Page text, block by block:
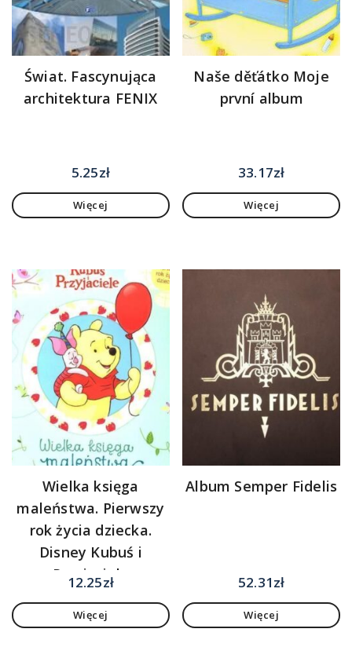
Świat. Fascynująca
architektura FENIX
5.25zł
Więcej
Naše děťátko Moje
první album
33.17zł
Więcej
Wielka księga
maleństwa. Pierwszy
rok życia dziecka.
Disney Kubuś i
Przyjaciele
12.25zł
Więcej
Album Semper Fidelis
52.31zł
Więcej